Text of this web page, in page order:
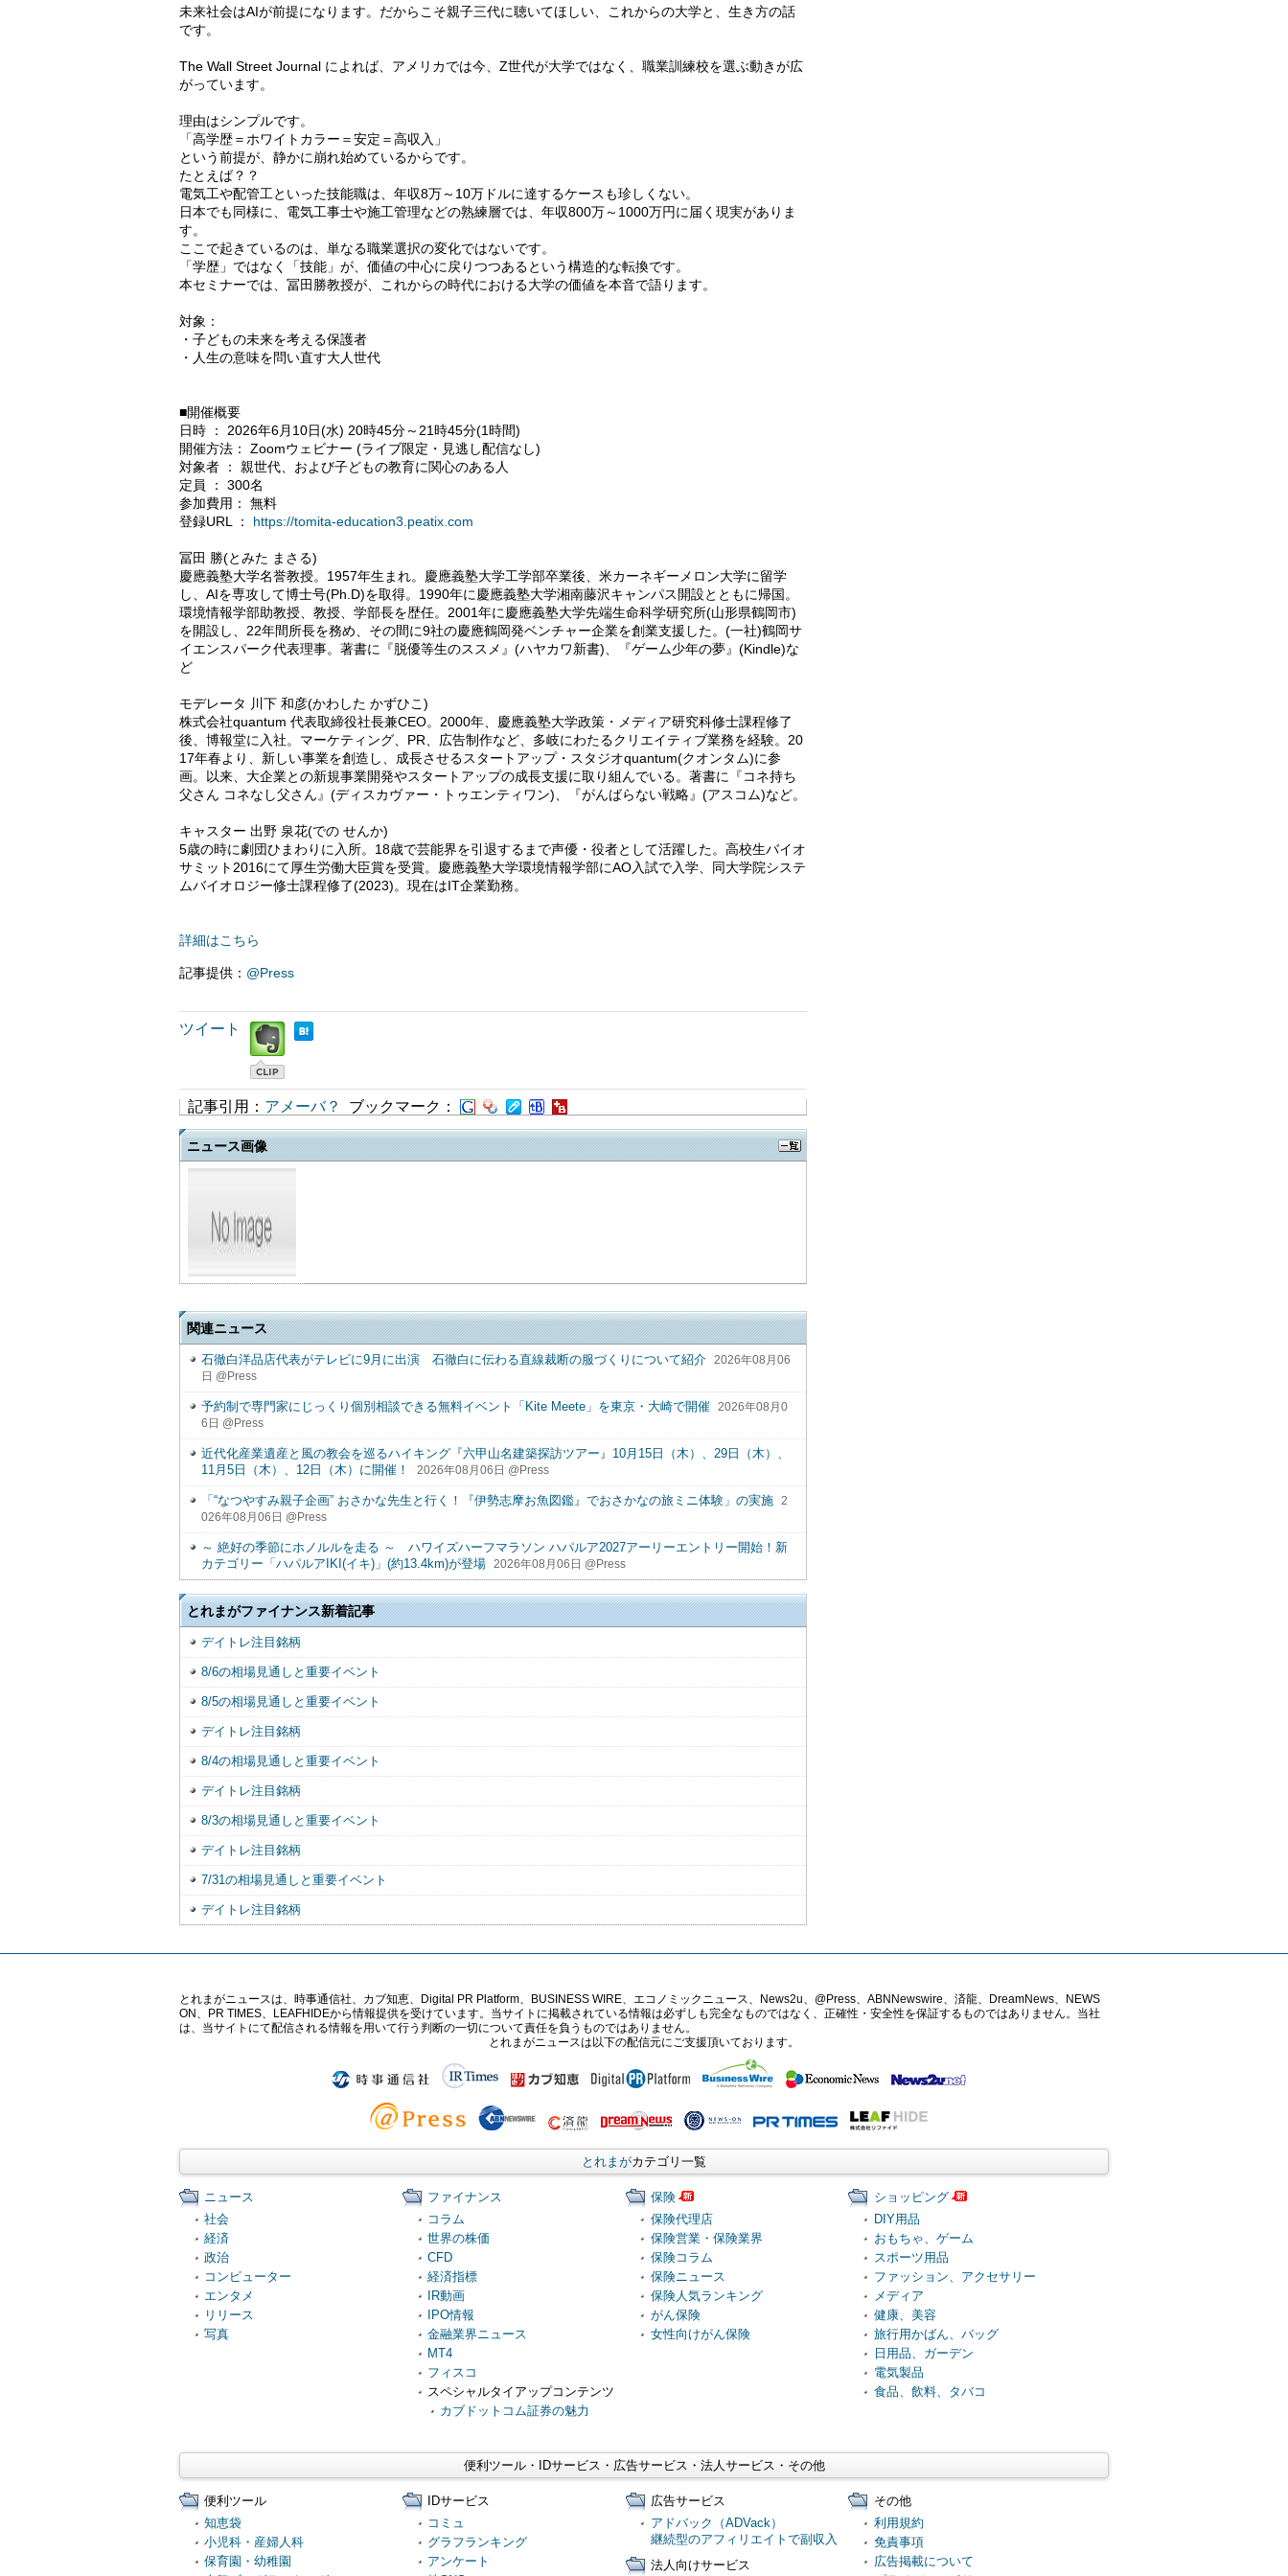
未来社会はAIが前提になります。だからこそ親子三代に聴いてほしい、これからの大学と、生き方の話
です。
The Wall Street Journal によれば、アメリカでは今、Z世代が大学ではなく、職業訓練校を選ぶ動きが広
がっています。
理由はシンプルです。
「高学歴＝ホワイトカラー＝安定＝高収入」
という前提が、静かに崩れ始めているからです。
たとえば？？
電気工や配管工といった技能職は、年収8万～10万ドルに達するケースも珍しくない。
日本でも同様に、電気工事士や施工管理などの熟練層では、年収800万～1000万円に届く現実がありま
す。
ここで起きているのは、単なる職業選択の変化ではないです。
「学歴」ではなく「技能」が、価値の中心に戻りつつあるという構造的な転換です。
本セミナーでは、冨田勝教授が、これからの時代における大学の価値を本音で語ります。
対象：
・子どもの未来を考える保護者
・人生の意味を問い直す大人世代
■開催概要
日時 ： 2026年6月10日(水) 20時45分～21時45分(1時間)
開催方法： Zoomウェビナー (ライブ限定・見逃し配信なし)
対象者 ： 親世代、および子どもの教育に関心のある人
定員 ： 300名
参加費用： 無料
登録URL ： https://tomita-education3.peatix.com
冨田 勝(とみた まさる)
慶應義塾大学名誉教授。1957年生まれ。慶應義塾大学工学部卒業後、米カーネギーメロン大学に留学
し、AIを専攻して博士号(Ph.D)を取得。1990年に慶應義塾大学湘南藤沢キャンパス開設とともに帰国。
環境情報学部助教授、教授、学部長を歴任。2001年に慶應義塾大学先端生命科学研究所(山形県鶴岡市)
を開設し、22年間所長を務め、その間に9社の慶應鶴岡発ベンチャー企業を創業支援した。(一社)鶴岡サ
イエンスパーク代表理事。著書に『脱優等生のススメ』(ハヤカワ新書)、『ゲーム少年の夢』(Kindle)な
ど
モデレータ 川下 和彦(かわした かずひこ)
株式会社quantum 代表取締役社長兼CEO。2000年、慶應義塾大学政策・メディア研究科修士課程修了
後、博報堂に入社。マーケティング、PR、広告制作など、多岐にわたるクリエイティブ業務を経験。20
17年春より、新しい事業を創造し、成長させるスタートアップ・スタジオquantum(クオンタム)に参
画。以来、大企業との新規事業開発やスタートアップの成長支援に取り組んでいる。著書に『コネ持ち
父さん コネなし父さん』(ディスカヴァー・トゥエンティワン)、『がんばらない戦略』(アスコム)など。
キャスター 出野 泉花(での せんか)
5歳の時に劇団ひまわりに入所。18歳で芸能界を引退するまで声優・役者として活躍した。高校生バイオ
サミット2016にて厚生労働大臣賞を受賞。慶應義塾大学環境情報学部にAO入試で入学、同大学院システ
ムバイオロジー修士課程修了(2023)。現在はIT企業勤務。
詳細はこちら
記事提供： @Press
ツイート
記事引用： アメーバ？ ブックマーク：
ニュース画像
関連ニュース
石徹白洋品店代表がテレビに9月に出演 石徹白に伝わる直線裁断の服づくりについて紹介
2026年08月06
日 @Press
予約制で専門家にじっくり個別相談できる無料イベント「Kite Meete」を東京・大崎で開催
2026年08月0
6日 @Press
近代化産業遺産と風の教会を巡るハイキング『六甲山名建築探訪ツアー』10月15日（木）、29日（木）、
11月5日（木）、12日（木）に開催！
2026年08月06日 @Press
「“なつやすみ親子企画” おさかな先生と行く！『伊勢志摩お魚図鑑』でおさかなの旅ミニ体験」の実施
2
026年08月06日 @Press
～ 絶好の季節にホノルルを走る ～ ハワイズハーフマラソン ハパルア2027アーリーエントリー開始！新
カテゴリー「ハパルアIKI(イキ)」(約13.4km)が登場
2026年08月06日 @Press
とれまがファイナンス新着記事
デイトレ注目銘柄
8/6の相場見通しと重要イベント
8/5の相場見通しと重要イベント
デイトレ注目銘柄
8/4の相場見通しと重要イベント
デイトレ注目銘柄
8/3の相場見通しと重要イベント
デイトレ注目銘柄
7/31の相場見通しと重要イベント
デイトレ注目銘柄
とれまがニュースは、時事通信社、カブ知恵、Digital PR Platform、BUSINESS WIRE、エコノミックニュース、News2u、@Press、ABNNewswire、済龍、DreamNews、NEWS
ON、PR TIMES、LEAFHIDEから情報提供を受けています。当サイトに掲載されている情報は必ずしも完全なものではなく、正確性・安全性を保証するものではありません。当社
は、当サイトにて配信される情報を用いて行う判断の一切について責任を負うものではありません。
とれまがニュースは以下の配信元にご支援頂いております。
とれまがカテゴリ一覧
ニュース
社会
経済
政治
コンピューター
エンタメ
リリース
写真
ファイナンス
コラム
世界の株価
CFD
経済指標
IR動画
IPO情報
金融業界ニュース
MT4
フィスコ
スペシャルタイアップコンテンツ
カブドットコム証券の魅力
保険
保険代理店
保険営業・保険業界
保険コラム
保険ニュース
保険人気ランキング
がん保険
女性向けがん保険
ショッピング
DIY用品
おもちゃ、ゲーム
スポーツ用品
ファッション、アクセサリー
メディア
健康、美容
旅行用かばん、バッグ
日用品、ガーデン
電気製品
食品、飲料、タバコ
便利ツール・IDサービス・広告サービス・法人サービス・その他
便利ツール
知恵袋
小児科・産婦人科
保育園・幼稚園
IDサービス
コミュ
グラフランキング
アンケート
広告サービス
アドバック（ADVack）
継続型のアフィリエイトで副収入
法人向けサービス
その他
利用規約
免責事項
広告掲載について